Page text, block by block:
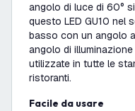
angolo di luce di 60°
questo LED GU10 nel
basso con un angolo
angolo di
utilizzate in tutte le
ristoranti.
Facile da usare